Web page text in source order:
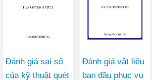
Đánh giá sai số
của kỹ thuật quét
Đánh giá vật liệu
ban đầu phục vụ